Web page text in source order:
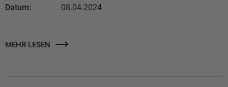
Datum: 08.04.2024
MEHR LESEN